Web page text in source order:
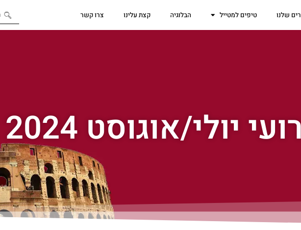
שלנו טיפים למטייל הבלוגיה קצת עלינו צרו קשר
יולי/אוגוסט 2024 ברומא